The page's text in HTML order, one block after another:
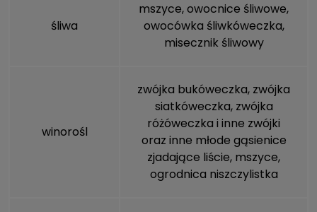
śliwa
mszyce, owocnice śliwowe,
owocówka śliwkóweczka,
misecznik śliwowy
winorośl
zwójka bukóweczka, zwójka
siatkóweczka, zwójka
różóweczka i inne zwójki
oraz inne młode gąsienice
zjadające liście, mszyce,
ogrodnica niszczylistka